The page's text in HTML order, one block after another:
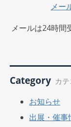
メー
メールは24時間
Category カテ
お知らせ
出展・催事